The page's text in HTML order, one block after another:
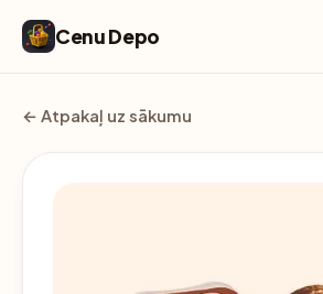
Cenu Depo
← Atpakaļ uz sākumu